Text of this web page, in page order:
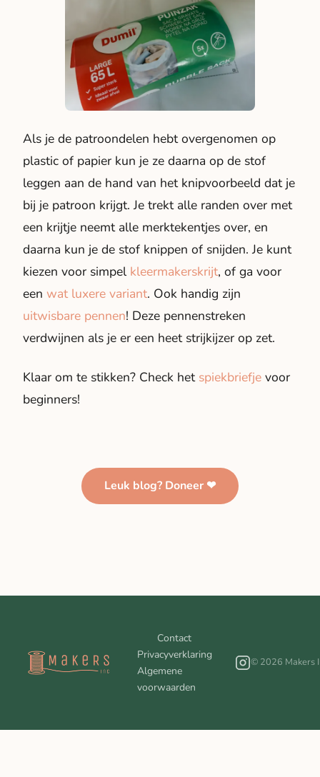
Als je de patroondelen hebt overgenomen op
plastic of papier kun je ze daarna op de stof
leggen aan de hand van het knipvoorbeeld dat je
bij je patroon krijgt. Je trekt alle randen over met
een krijtje neemt alle merktekentjes over, en
daarna kun je de stof knippen of snijden. Je kunt
kiezen voor simpel kleermakerskrijt, of ga voor
een wat luxere variant. Ook handig zijn
uitwisbare pennen! Deze pennenstreken
verdwijnen als je er een heet strijkijzer op zet.
Klaar om te stikken? Check het spiekbriefje voor
beginners!
Leuk blog? Doneer ❤
Contact
Privacyverklaring
Algemene
voorwaarden
© 2026 Makers